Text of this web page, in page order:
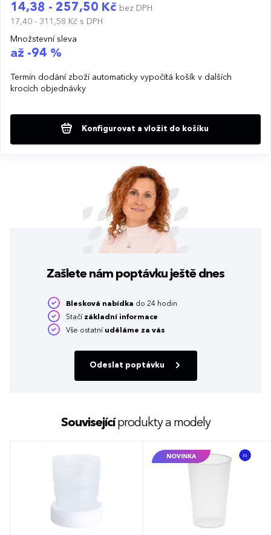
14,38 - 257,50 Kč bez DPH
17,40 - 311,58 Kč s DPH
Množstevní sleva
až -94 %
Termín dodání zboží automaticky vypočítá košík v dalších
krocích objednávky
Konfigurovat a vložit do košíku
Zašlete nám poptávku ještě dnes
Blesková nabídka do 24 hodin
Stačí základní informace
Vše ostatní uděláme za vás
Odeslat poptávku
Souvisejícíprodukty a modely
NOVINKA